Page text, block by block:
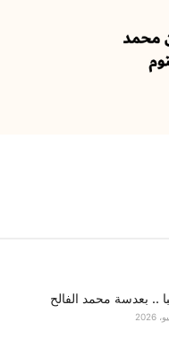
.. بعدسة محمد الفالح